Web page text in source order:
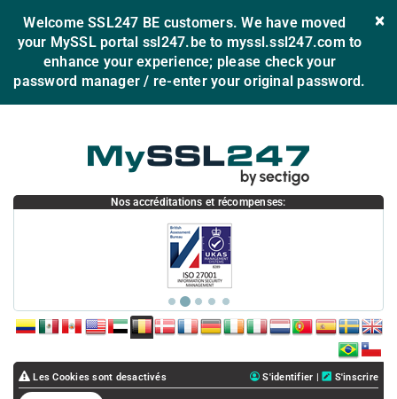
×
Welcome SSL247 BE customers. We have moved
your MySSL portal ssl247.be to myssl.ssl247.com to
enhance your experience; please check your
password manager / re-enter your original password.
Nos accréditations et récompenses:
UK
SE
ES
PT
NL
IT
IE
DE
FR
DK
BE
AE
USA
PE
MX
CO
CL
BR
Les Cookies sont desactivés S'identifier | S'inscrire